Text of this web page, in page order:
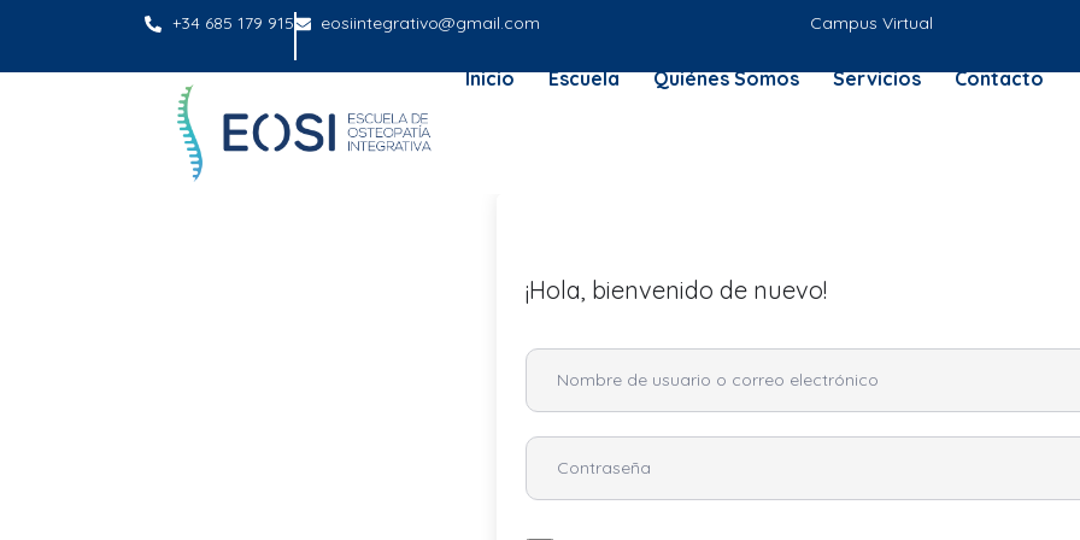
+34 685 179 915 eosiintegrativo@gmail.com Campus Virtual
Inicio Escuela Quiénes Somos Servicios Contacto
¡Hola, bienvenido de nuevo!